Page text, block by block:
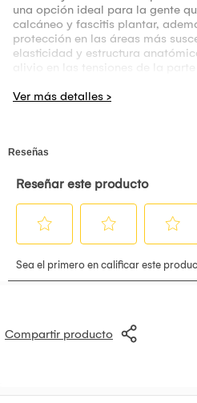
una opción ideal para la gente
calcáneo y fascitis plantar,
protección en las áreas más
elasticidad y estructura
alivio en las tensiones de la
Compartir producto